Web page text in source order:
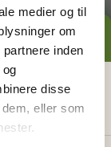
medier og til
om
inden
disse
eller som
Du
at få